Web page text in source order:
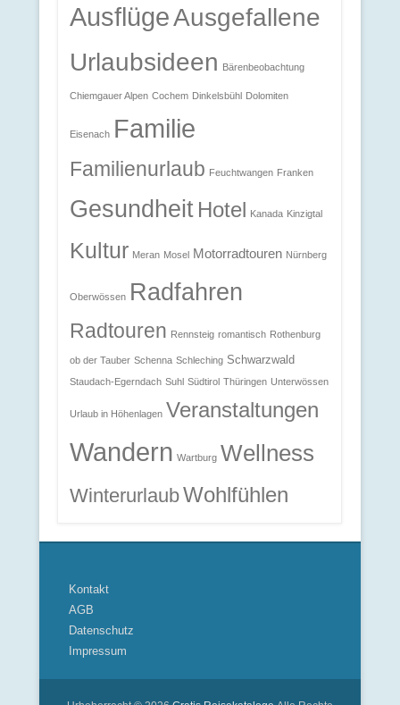
AusflügeAusgefallene
Urlaubsideen Bärenbeobachtung
Chiemgauer Alpen Cochem Dinkelsbühl Dolomiten
Eisenach Familie
Familienurlaub Feuchtwangen Franken
Gesundheit Hotel Kanada Kinzigtal
Kultur Meran Mosel Motorradtouren Nürnberg
Oberwössen Radfahren
Radtouren Rennsteig romantisch Rothenburg
ob der Tauber Schenna Schleching Schwarzwald
Staudach-Egerndach Suhl Südtirol Thüringen Unterwössen
Urlaub in Höhenlagen Veranstaltungen
Wandern Wartburg Wellness
WinterurlaubWohlfühlen
Kontakt
AGB
Datenschutz
Impressum